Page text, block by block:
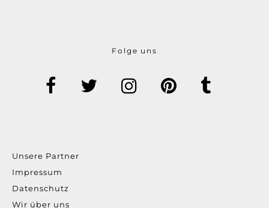
Folge uns
Unsere Partner
Impressum
Datenschutz
Wir über uns